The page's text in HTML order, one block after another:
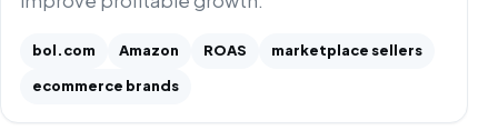
bol.com Amazon ROAS
marketplace sellers
ecommerce brands